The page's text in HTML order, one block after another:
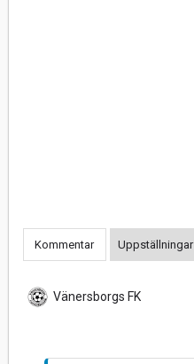
Kommentar Uppställningar
Vänersborgs FK